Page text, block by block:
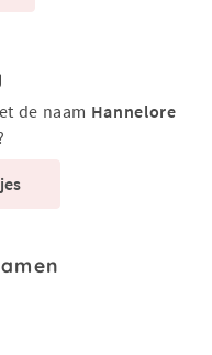
de naam Hannelore